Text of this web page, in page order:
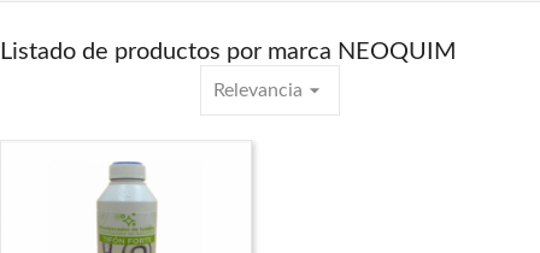
Listado de productos por marca NEOQUIM
Relevancia arrow_drop_down